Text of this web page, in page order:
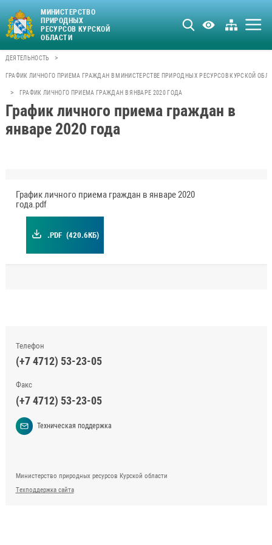
МИНИСТЕРСТВО
ПРИРОДНЫХ
РЕСУРСОВ КУРСКОЙ
ОБЛАСТИ
ДЕЯТЕЛЬНОСТЬ >
ГРАФИК ЛИЧНОГО ПРИЕМА ГРАЖДАН В МИНИСТЕРСТВЕ ПРИРОДНЫХ РЕСУРСОВ КУРСКОЙ
> ГРАФИК ЛИЧНОГО ПРИЕМА ГРАЖДАН В ЯНВАРЕ 2020 ГОДА
График личного приема граждан в
январе 2020 года
График личного приема граждан в январе 2020
года.pdf
.PDF (420.6КБ)
Телефон
(+7 4712) 53-23-05
Факс
(+7 4712) 53-23-05
Техническая поддержка
Министерство природных ресурсов Курской области
Техподдержка сайта